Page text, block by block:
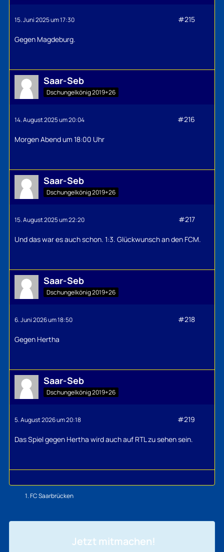
15. Juni 2025 um 17:30 #215
Gegen Magdeburg.
Saar-Seb
Dschungelkönig 2019+26
14. August 2025 um 20:04 #216
Morgen Abend um 18:00 Uhr
Saar-Seb
Dschungelkönig 2019+26
15. August 2025 um 22:20 #217
Und das war es auch schon. 1:3. Glückwunsch an den FCM.
Saar-Seb
Dschungelkönig 2019+26
6. Juni 2026 um 18:50 #218
Gegen Hertha
Saar-Seb
Dschungelkönig 2019+26
5. August 2026 um 20:18 #219
Das Spiel gegen Hertha wird auch auf RTL zu sehen sein.
1. FC Saarbrücken
Jetzt mitmachen!